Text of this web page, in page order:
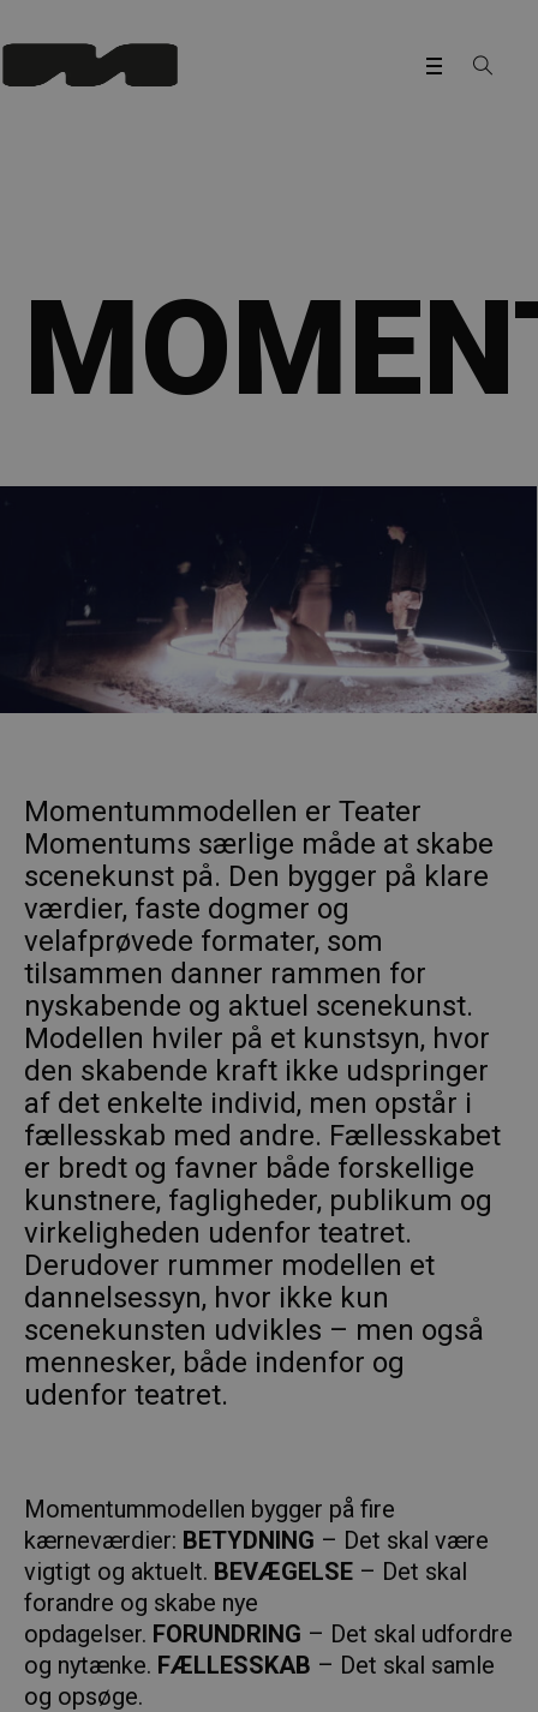
Momentummodellen er Teater
Momentums særlige måde at skabe
scenekunst på. Den bygger på klare
værdier, faste dogmer og
velafprøvede formater, som
tilsammen danner rammen for
nyskabende og aktuel scenekunst.
Modellen hviler på et kunstsyn, hvor
den skabende kraft ikke udspringer
af det enkelte individ, men opstår i
fællesskab med andre. Fællesskabet
er bredt og favner både forskellige
kunstnere, fagligheder, publikum og
virkeligheden udenfor teatret.
Derudover rummer modellen et
dannelsessyn, hvor ikke kun
scenekunsten udvikles – men også
mennesker, både indenfor og
udenfor teatret.
Momentummodellen bygger på fire
kærneværdier: BETYDNING – Det skal være
vigtigt og aktuelt. BEVÆGELSE– Det skal
forandre og skabe nye
opdagelser. FORUNDRING – Det skal udfordre
og nytænke. FÆLLESSKAB – Det skal samle
og opsøge.